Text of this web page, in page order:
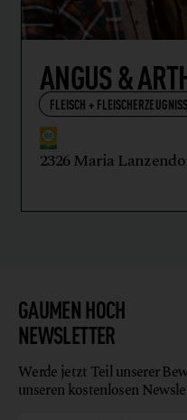
ANGUS &
FLEISCH +
2326 Maria
GAUMEN HOCH
NEWSLETTER
Werde jetzt Teil unserer
unseren kostenlosen